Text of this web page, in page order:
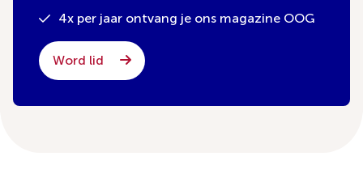
4x per jaar ontvang je ons magazine OOG
Word lid